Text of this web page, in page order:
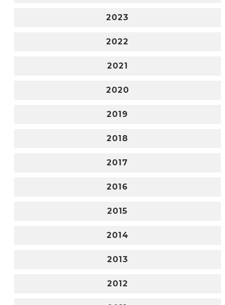
2023
2022
2021
2020
2019
2018
2017
2016
2015
2014
2013
2012